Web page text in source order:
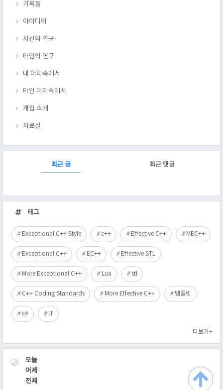
기록들
아이디어
자신의 연구
타인의 연구
내 머리속에서
타인 머리속에서
게임 소개
자료실
최근 글 최근 댓글
근
글
태그
Exceptional C++ Style c++ Effective C++ MEC++
Exceptional C++ EC++ Effective STL
More Exceptional C++ Lua stl
C++ Coding Standards More Effective C++ 템플릿
c# IT
더보기+
VISITOR
오늘
어제
전체